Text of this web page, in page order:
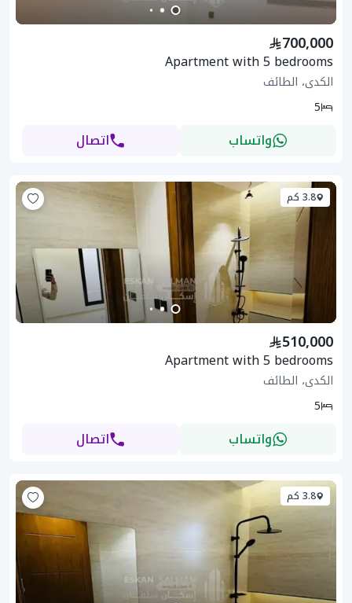
700,000
Apartment with 5 bedrooms
الكدى، الطائف
5
واتساب اتصال
3.8 كم
510,000
Apartment with 5 bedrooms
الكدى، الطائف
5
واتساب اتصال
3.8 كم